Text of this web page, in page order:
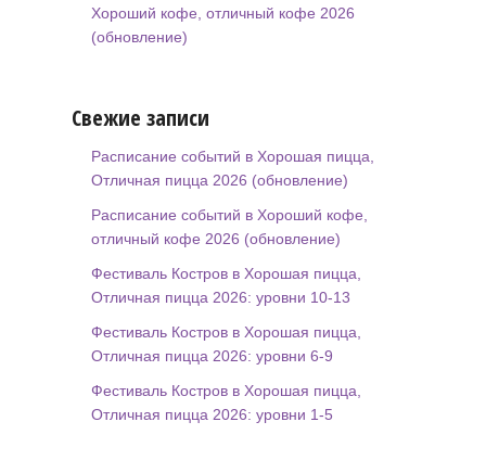
Хороший кофе, отличный кофе 2026
(обновление)
Свежие записи
Расписание событий в Хорошая пицца,
Отличная пицца 2026 (обновление)
Расписание событий в Хороший кофе,
отличный кофе 2026 (обновление)
Фестиваль Костров в Хорошая пицца,
Отличная пицца 2026: уровни 10-13
Фестиваль Костров в Хорошая пицца,
Отличная пицца 2026: уровни 6-9
Фестиваль Костров в Хорошая пицца,
Отличная пицца 2026: уровни 1-5